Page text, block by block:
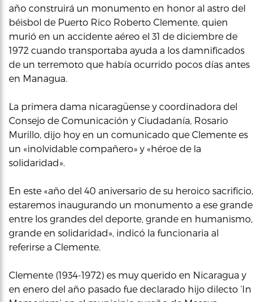
año construirá un monumento en honor al astro del
béisbol de Puerto Rico Roberto Clemente, quien
murió en un accidente aéreo el 31 de diciembre de
1972 cuando transportaba ayuda a los damnificados
de un terremoto que había ocurrido pocos días antes
en Managua.
La primera dama nicaragüense y coordinadora del
Consejo de Comunicación y Ciudadanía, Rosario
Murillo, dijo hoy en un comunicado que Clemente es
un «inolvidable compañero» y «héroe de la
solidaridad».
En este «año del 40 aniversario de su heroico sacrificio,
estaremos inaugurando un monumento a ese grande
entre los grandes del deporte, grande en humanismo,
grande en solidaridad», indicó la funcionaria al
referirse a Clemente.
Clemente (1934-1972) es muy querido en Nicaragua y
en enero del año pasado fue declarado hijo dilecto ‘In